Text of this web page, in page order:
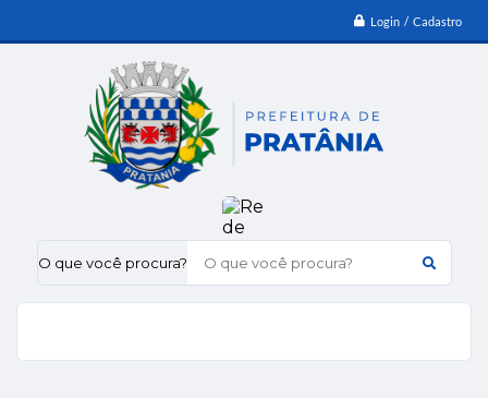
Login / Cadastro
O que você procura?